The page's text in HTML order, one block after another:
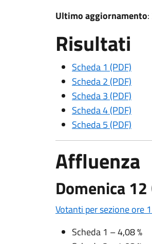
Ultimo aggiornamento
Risultati
Scheda 1 (PDF)
Scheda 2 (PDF)
Scheda 3 (PDF)
Scheda 4 (PDF)
Scheda 5 (PDF)
Affluenza
Domenica
Votanti per sezione ore
Scheda 1 – 4,08 %